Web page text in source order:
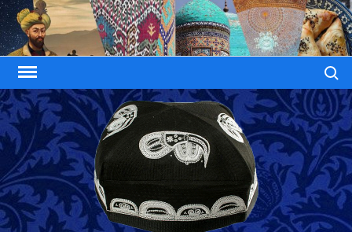
Skip
to
content